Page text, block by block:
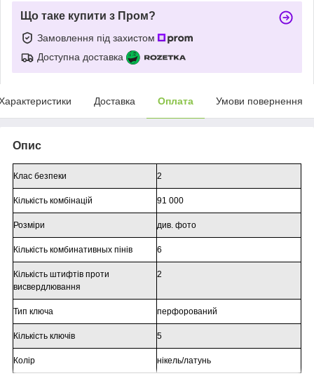
Що таке купити з Пром?
Замовлення під захистом
Доступна доставка
Доставка Оплата Умови повернення
Опис
Клас безпеки 2
Кількість комбінацій 91 000
Розміри див. фото
Кількість комбинативных пінів 6
Кількість штифтів проти
висвердлювання
2
Тип ключа перфорований
Кількість ключів 5
Колір нікель/латунь